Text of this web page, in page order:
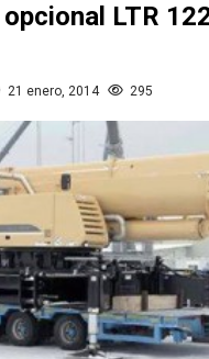
LTR
21 enero, 2014 295